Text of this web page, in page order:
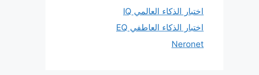
اختبار الذكاء العالمي IQ
اختبار الذكاء العاطفي EQ
Neronet